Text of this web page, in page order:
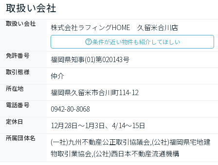
取扱い会社
取扱い会社 株式会社ラフィングHOME　久留米合川店
条件が近い物件も紹介してほしい
免許番号
福岡県知事(01)第020143号
取引態様 仲介
所在地 福岡県久留米市合川町114-12
電話番号 0942-80-8068
定休日 12月28日〜1月3日、4/14〜15日
所属団体名
(一社)九州不動産公正取引協議会,(公社)福岡県宅地建
物取引業協会,(公社)西日本不動産流通機構